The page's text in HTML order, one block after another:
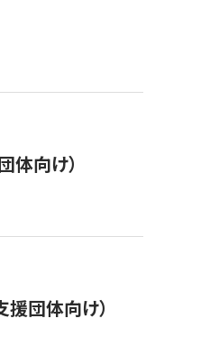
体向け）
団体向け）